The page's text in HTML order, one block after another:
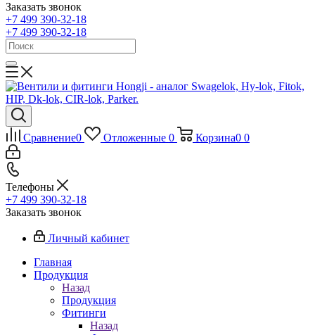
Заказать звонок
+7 499 390-32-18
+7 499 390-32-18
Сравнение0 Отложенные 0 Корзина0 0
Телефоны
+7 499 390-32-18
Заказать звонок
Личный кабинет
Главная
Продукция
Назад
Продукция
Фитинги
Назад